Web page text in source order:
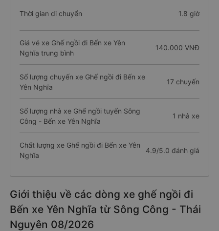
Thời gian di chuyển 1.8 giờ
Giá vé xe Ghế ngồi đi Bến xe Yên
Nghĩa trung bình
140.000 VNĐ
Số lượng chuyến xe Ghế ngồi đi Bến xe
Yên Nghĩa
17 chuyến
Số lượng nhà xe Ghế ngồi tuyến Sông
Công - Bến xe Yên Nghĩa
1 nhà xe
Chất lượng xe Ghế ngồi đi Bến xe Yên
Nghĩa
4.9/5.0 đánh giá
Giới thiệu về các dòng xe ghế ngồi đi
Bến xe Yên Nghĩa từ Sông Công - Thái
Nguyên 08/2026